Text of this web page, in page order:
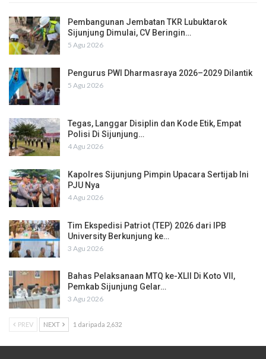
Pembangunan Jembatan TKR Lubuktarok
Sijunjung Dimulai, CV Beringin…
5 Agu 2026
Pengurus PWI Dharmasraya 2026–2029 Dilantik
5 Agu 2026
Tegas, Langgar Disiplin dan Kode Etik, Empat
Polisi Di Sijunjung…
4 Agu 2026
Kapolres Sijunjung Pimpin Upacara Sertijab Ini
PJU Nya
4 Agu 2026
Tim Ekspedisi Patriot (TEP) 2026 dari IPB
University Berkunjung ke…
3 Agu 2026
Bahas Pelaksanaan MTQ ke-XLII Di Koto VII,
Pemkab Sijunjung Gelar…
3 Agu 2026
PREV NEXT 1 daripada 2,632